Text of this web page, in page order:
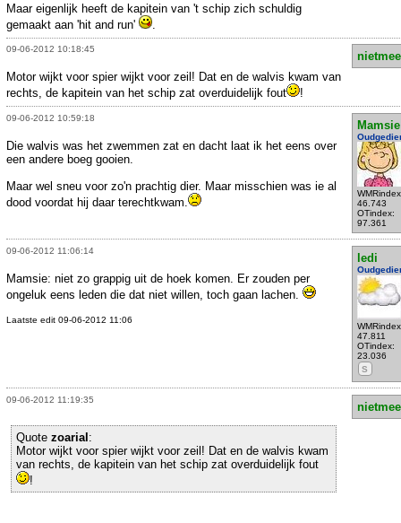
Maar eigenlijk heeft de kapitein van 't schip zich schuldig
gemaakt aan 'hit and run'
09-06-2012 10:18:45
Motor wijkt voor spier wijkt voor zeil! Dat en de walvis kwam van
rechts, de kapitein van het schip zat overduidelijk fout
!
09-06-2012 10:59:18
Mamsie
46.743
OTindex:
97.361
Die walvis was het zwemmen zat en dacht laat ik het eens over
een andere boeg gooien.
Maar wel sneu voor zo'n prachtig dier. Maar misschien was ie al
dood voordat hij daar terechtkwam.
09-06-2012 11:06:14
ledi
47.811
OTindex:
23.036
S
Mamsie: niet zo grappig uit de hoek komen. Er zouden per
ongeluk eens leden die dat niet willen, toch gaan lachen.
Laatste edit 09-06-2012 11:06
09-06-2012 11:19:35
Quote zoarial :
Motor wijkt voor spier wijkt voor zeil! Dat en de walvis kwam
van rechts, de kapitein van het schip zat overduidelijk fout
!